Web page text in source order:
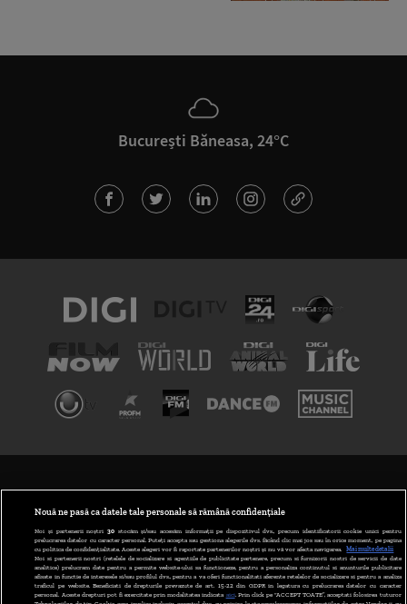
București Băneasa, 24°C
ABONARE DIGI TV
GESTIONAȚI PREFERINȚELE
CODUL DIGI24
Nouă ne pasă ca datele tale personale să rămână confidențiale
Noi și partenerii noștri 30stocăm și/sau accesăm informații pe dispozitivul dvs., precum identificatorii cookie unici pentru
prelucrarea datelor cu caracter personal. Puteți accepta sau gestiona alegerile dvs. făcând clic mai jos sau în orice moment, pe pagina
cu politica de confidențialitate. Aceste alegeri vor fi raportate partenerilor noștri și nu vă vor afecta navigarea.
Mai multe detalii
Noi si partenerii nostri (retelele de socializare si agentiile de publicitate partenere, precum si furnizorii nostri de servicii de date
analitice) prelucram date pentru a permite website-ului sa functioneze, pentru a personaliza continutul si anunturile publicitare
afisate in functie de interesele si/sau profilul dvs., pentru a va oferi functionalitati aferente retelelor de socializare si pentru a analiza
traficul pe website. Beneficiati de drepturile prevazute de art. 15-22 din GDPR in legatura cu prelucrarea datelor cu caracter
personal. Aceste drepturi pot fi exercitate prin modalitatea indicata aici. Prin click pe “ACCEPT TOATE”, acceptati folosirea tuturor